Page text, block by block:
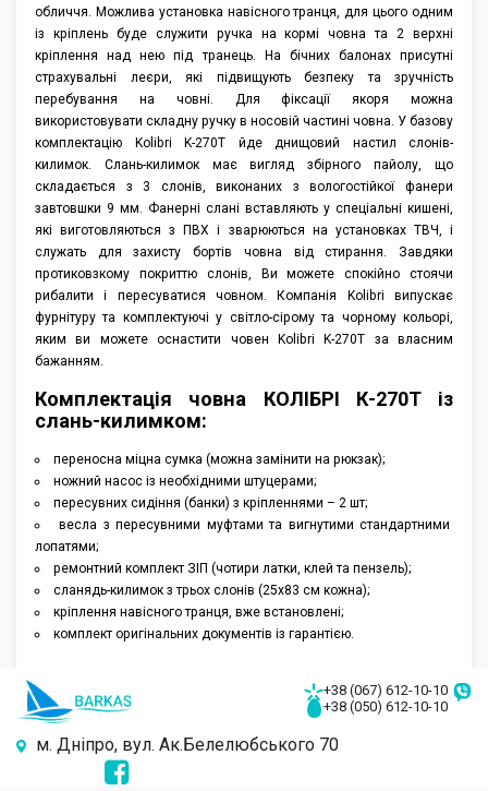
обличчя. Можлива установка навісного транця, для цього одним
із кріплень буде служити ручка на кормі човна та 2 верхні
кріплення над нею під транець. На бічних балонах присутні
страхувальні леєри, які підвищують безпеку та зручність
перебування на човні. Для фіксації якоря можна
використовувати складну ручку в носовій частині човна. У базову
комплектацію Kolibri K-270T йде днищовий настил слонів-
килимок. Слань-килимок має вигляд збірного пайолу, що
складається з 3 слонів, виконаних з вологостійкої фанери
завтовшки 9 мм. Фанерні слані вставляють у спеціальні кишені,
які виготовляються з ПВХ і зварюються на установках ТВЧ, і
служать для захисту бортів човна від стирання. Завдяки
протиковзкому покриттю слонів, Ви можете спокійно стоячи
рибалити і пересуватися човном. Компанія Kolibri випускає
фурнітуру та комплектуючі у світло-сірому та чорному кольорі,
яким ви можете оснастити човен Kolibri K-270T за власним
бажанням.
Комплектація човна КОЛІБРІ К-270Т із
слань-килимком:
переносна міцна сумка (можна замінити на рюкзак);
ножний насос із необхідними штуцерами;
пересувних сидіння (банки) з кріпленнями – 2 шт;
весла з пересувними муфтами та вигнутими стандартними
лопатями;
ремонтний комплект ЗІП (чотири латки, клей та пензель);
сланядь-килимок з трьох слонів (25х83 см кожна);
кріплення навісного транця, вже встановлені;
комплект оригінальних документів із гарантією.
+38 (067) 612-10-10
+38 (050) 612-10-10
м. Дніпро, вул. Ак.Белелюбського 70